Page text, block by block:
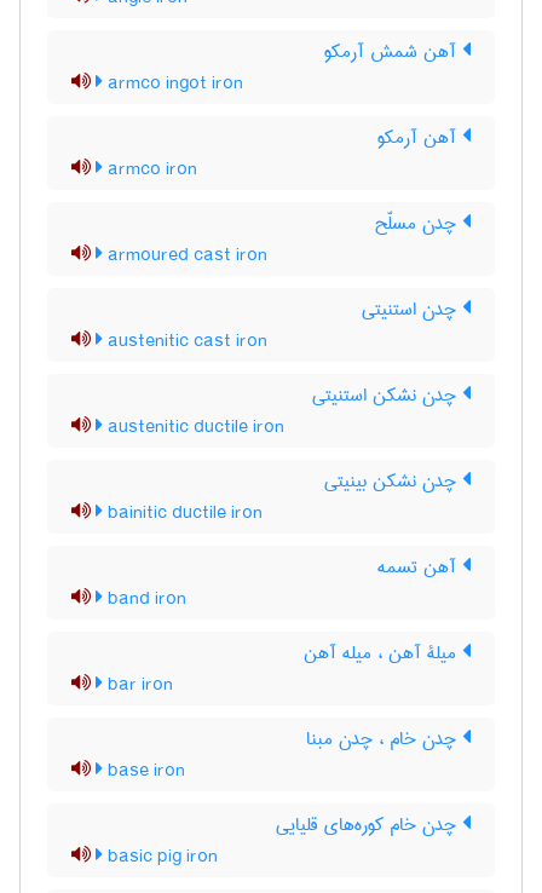
آهن شمش آرمکو
armco ingot iron
آهن آرمکو
armco iron
چدن مسلّح
armoured cast iron
چدن استنیتی
austenitic cast iron
چدن نشکن استنیتی
austenitic ductile iron
چدن نشکن بینیتی
bainitic ductile iron
آهن تسمه
band iron
میلۀ آهن ، میله آهن
bar iron
چدن خام ، چدن مبنا
base iron
چدن خام کوره‌های قلیایی
basic pig iron